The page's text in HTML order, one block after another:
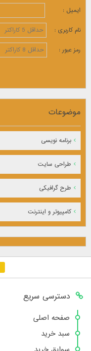
ایمیل :
نام کاربری :
رمز عبور :
موضوعات
برنامه نویسی
طراحی سایت
طرح گرافیکی
کامپیوتر و اینترنت
دسترسی سریع
صفحه اصلی
سبد خرید